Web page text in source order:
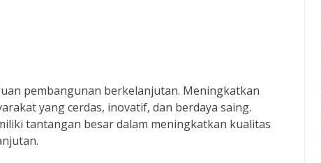
pembangunan berkelanjutan. Meningkatkan
yang cerdas, inovatif, dan berdaya saing.
tantangan besar dalam meningkatkan kualitas